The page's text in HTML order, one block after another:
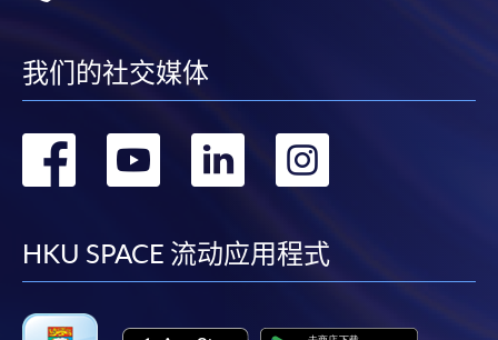
我们的社交媒体
转
facebook
转
youtube
转
linkedin
HKU SPACE 流动应用程式